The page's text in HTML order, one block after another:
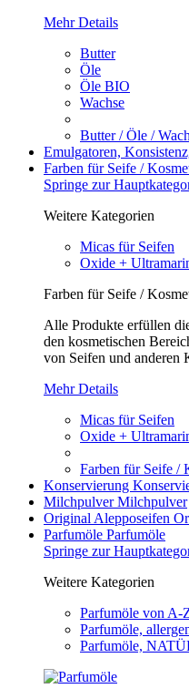
Mehr Details
Butter
Öle
Öle BIO
Wachse
Butter / Öle /
Emulgatoren,
Farben für Seife /
Springe zur
Weitere Kategorien
Micas für Seifen
Oxide +
Farben für Seife /
Alle Produkte erfüllen
den kosmetischen
von Seifen und anderen
Mehr Details
Micas für Seifen
Oxide +
Farben für Seife /
Konservierung
MilchpulverMilchpulver
Original Alepposeifen
Parfumöle Parfumöle
Springe zur
Weitere Kategorien
Parfumöle von A-
Parfumöle,
Parfumöle,